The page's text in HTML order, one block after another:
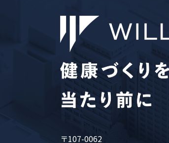
〒107-0062